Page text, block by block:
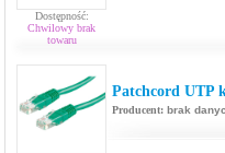
Dostępność:
Chwilowy brak
towaru
Patchcord UTP
Producent: brak